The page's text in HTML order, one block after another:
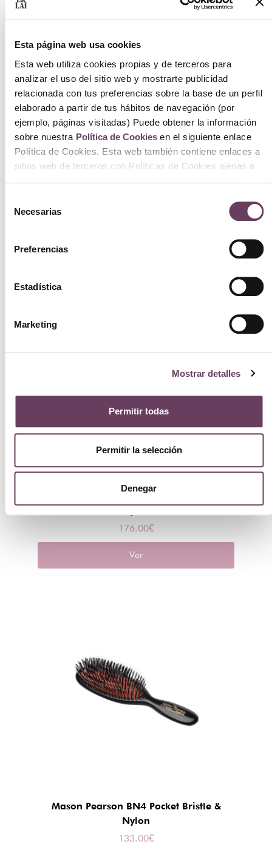
Esta página web usa cookies
Esta web utiliza cookies propias y de terceros para
analizar el uso del sitio web y mostrarte publicidad
relacionada con tus preferencias sobre la base de un perfil
elaborado a partir de tus hábitos de navegación (por
ejemplo, páginas visitadas) Puede obtener la información
sobre nuestra Política de Cookiesen el siguiente enlace
Política de Cookies. Esta web también contiene enlaces a
sitios web de terceros con Políticas de Cookies ajenas a
Necesarias
Preferencias
Estadística
Marketing
Mostrar detalles
Permitir todas
Permitir la selección
Denegar
Mason Pearson BN3 Handly Bristle &
176.00€
Ver
Mason Pearson BN4 Pocket Bristle &
Nylon
133.00€